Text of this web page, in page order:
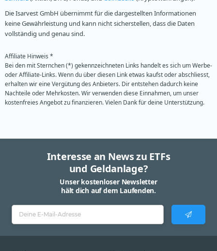
Die Isarvest GmbH übernimmt für die dargestellten Informationen
keine Gewährleistung und kann nicht sicherstellen, dass die Daten
vollständig und genau sind.
Affiliate Hinweis *
Bei den mit Sternchen (*) gekennzeichneten Links handelt es sich um Werbe-
oder Affiliate-Links. Wenn du über diesen Link etwas kaufst oder abschliesst,
erhalten wir eine Vergütung des Anbieters. Dir entstehen dadurch keine
Nachteile oder Mehrkosten. Wir verwenden diese Einnahmen, um unser
kostenfreies Angebot zu finanzieren. Vielen Dank für deine Unterstützung.
Interesse an News zu ETFs
und Geldanlage?
Unser kostenloser Newsletter
hält dich auf dem Laufenden.